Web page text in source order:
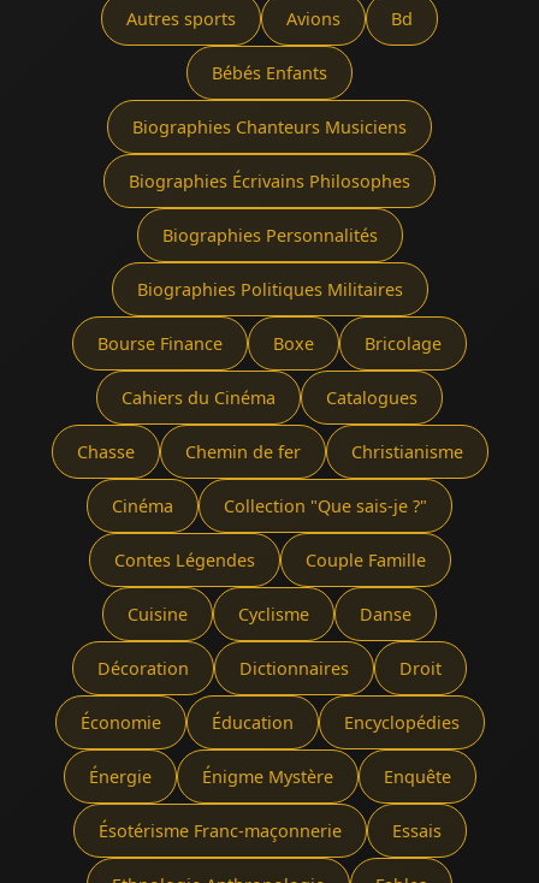
Autres sports Avions Bd
Bébés Enfants
Biographies Chanteurs Musiciens
Biographies Écrivains Philosophes
Biographies Personnalités
Biographies Politiques Militaires
Bourse Finance Boxe Bricolage
Cahiers du Cinéma Catalogues
Chasse Chemin de fer Christianisme
Cinéma Collection "Que sais-je ?"
Contes Légendes Couple Famille
Cuisine Cyclisme Danse
Décoration Dictionnaires Droit
Économie Éducation Encyclopédies
Énergie Énigme Mystère Enquête
Ésotérisme Franc-maçonnerie Essais